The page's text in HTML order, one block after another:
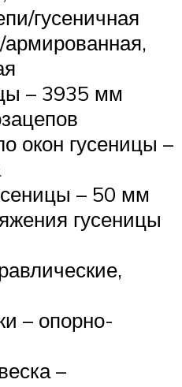
гусеничная
– 3935 мм
окон гусеницы –
– 50 мм
гусеницы
– опорно-
–